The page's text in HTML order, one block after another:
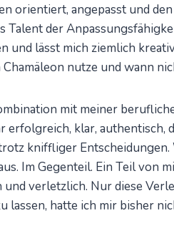
orientiert, angepasst und
der
und lässt mich ziemlich
nutze und wann
mit meiner
klar, authentisch,
kniffliger Entscheidungen.
Im Gegenteil. Ein Teil von
verletzlich. Nur diese
lassen, hatte ich mir bisher